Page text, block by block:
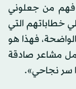
من جعلوني
خطاباتهم التي
فهذا هو
مشاعر صادقة
سر نجاحي».